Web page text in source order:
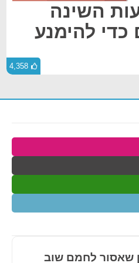
השינה
להימנע
4,358
שאסור לחמם שוב